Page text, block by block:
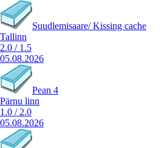
Suudlemisaare/ Kissing cache
Tallinn
2.0 / 1.5
05.08.2026
Pean 4
Pärnu linn
1.0 / 2.0
05.08.2026